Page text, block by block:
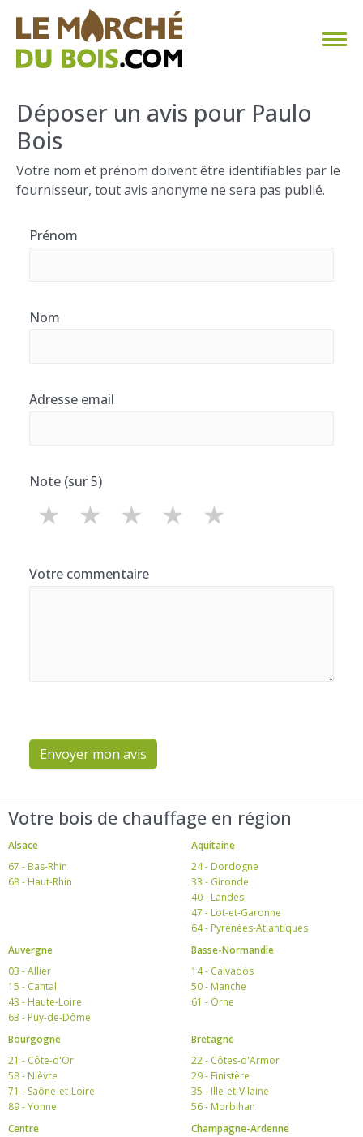
CHAUFFAGE AU BOIS
FAQ
CALCULER SA CONSOMMATION
Déposer un avis pour Paulo
Bois
Votre nom et prénom doivent être identifiables par le
fournisseur, tout avis anonyme ne sera pas publié.
Prénom
Nom
Adresse email
Note (sur 5)
★
★
★
★
★
Votre commentaire
Envoyer mon avis
Votre bois de chauffage en région
Alsace
67 - Bas-Rhin
68 - Haut-Rhin
Aquitaine
24 - Dordogne
33 - Gironde
40 - Landes
47 - Lot-et-Garonne
64 - Pyrénées-Atlantiques
Auvergne
03 - Allier
15 - Cantal
43 - Haute-Loire
63 - Puy-de-Dôme
Basse-Normandie
14 - Calvados
50 - Manche
61 - Orne
Bourgogne
21 - Côte-d'Or
58 - Nièvre
71 - Saône-et-Loire
89 - Yonne
Bretagne
22 - Côtes-d'Armor
29 - Finistère
35 - Ille-et-Vilaine
56 - Morbihan
Centre
Champagne-Ardenne